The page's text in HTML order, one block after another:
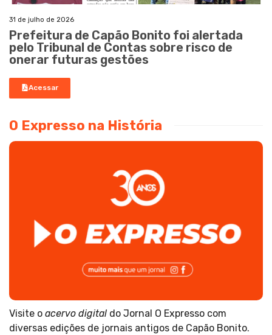
31 de julho de 2026
Prefeitura de Capão Bonito foi alertada
pelo Tribunal de Contas sobre risco de
onerar futuras gestões
Acessar
O Expresso na História
Visite o acervo digital do Jornal O Expresso com
diversas edições de jornais antigos de Capão Bonito.